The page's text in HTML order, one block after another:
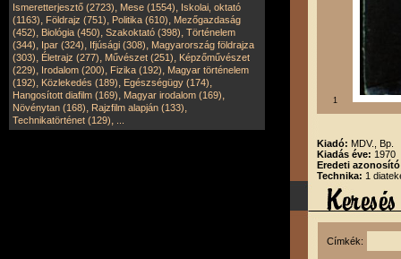
Ismeretterjesztő (2723), Mese (1554), Iskolai, oktató
(1163), Földrajz (751), Politika (610), Mezőgazdaság
(452), Biológia (450), Szakoktató (398), Történelem
(344), Ipar (324), Ifjúsági (308), Magyarország földrajza
(303), Életrajz (277), Művészet (251), Képzőművészet
(229), Irodalom (200), Fizika (192), Magyar történelem
(192), Közlekedés (189), Egészségügy (174),
Hangosított diafilm (169), Magyar irodalom (169),
Növénytan (168), Rajzfilm alapján (133),
Technikatörténet (129),
1
Kiadó: MDV., Bp.
Kiadás éve: 1970
Eredeti
Technika: 1
Címkék: